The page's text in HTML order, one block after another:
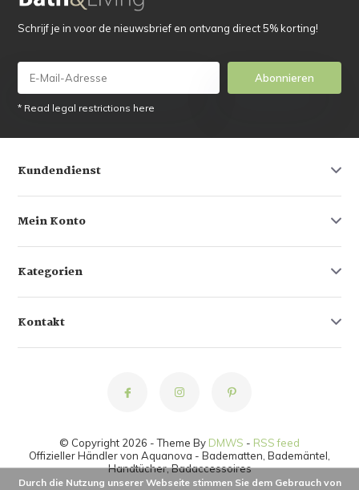
Schrijf je in voor de nieuwsbrief en ontvang direct 5% korting!
Abonnieren
* Read legal restrictions here
Kundendienst
Mein Konto
Kategorien
Kontakt
© Copyright 2026 - Theme By DMWS - RSS feed
Offizieller Händler von Aquanova - Badematten, Bademäntel,
Handtücher, Badaccessoires
Durch die Nutzung unserer Webseite stimmen Sie dem Gebrauch von